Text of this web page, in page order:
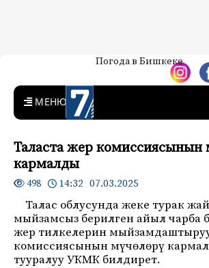
7-канал.
Кыргызстан
Жаңылыктар — Кыргызстан
Погода в Бишкеке
MENU
Таласта жер комиссиясынын
кармалды
498 14:32 07.03.2025
Талас облусунда жеке турак
мыйзамсыз берилген айыл чарба
жер тилкелерин
комиссиясынын мүчөлөрү
тууралуу УКМК билдирет.